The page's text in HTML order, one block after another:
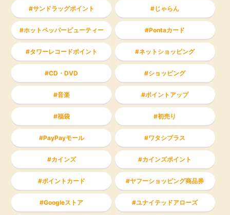
サンドラッグポイント じゃらん
ホットペッパービューティー Pontaカード
タワーレコードポイント ネットショッピング
CD・DVD ショッピング
音楽 ポイントアップ
福袋 初売り
PayPayモール ワタシプラス
カインズ カインズポイント
ポイントカード ヤフーショッピング商品券
Googleストア ユナイテッドアローズ